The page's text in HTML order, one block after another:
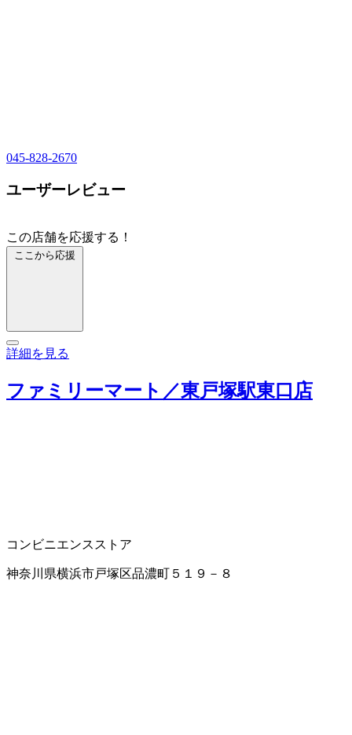
045-828-2670
ユーザーレビュー
この店舗を応援する！
ここから応援
詳細を見る
ファミリーマート／東戸塚駅東口店
コンビニエンスストア
神奈川県横浜市戸塚区品濃町５１９－８